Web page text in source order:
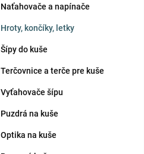
Naťahovače a napínače
Hroty, končíky, letky
Šípy do kuše
Terčovnice a terče pre kuše
Vyťahovače šípu
Puzdrá na kuše
Optika na kuše